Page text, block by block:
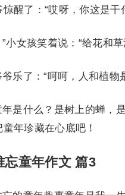
惊醒了：“哎呀，你这是干
女孩笑着说：“给花和草
了：“呵呵，人和植物
什么？是树上的蝉，是
年珍藏在心底吧！
忘童年作文 篇3